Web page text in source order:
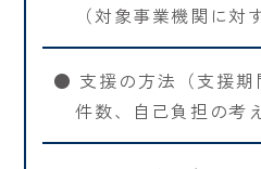
（対象事業機関に対
● 支援の方法（支援期
件数、自己負担の考